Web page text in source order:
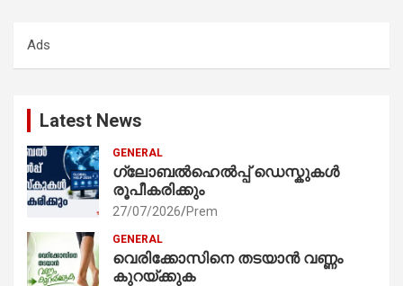
h
Ads
Latest News
GENERAL
ഗ്ലോബൽഹെൽപ്പ് ഡെസ്കുകൾ
രൂപീകരിക്കും
27/07/2026 Prem
GENERAL
വെരിക്കോസിനെ തടയാൻ വണ്ണം
കുറയ്ക്കുക